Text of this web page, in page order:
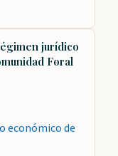
jurídico
Foral
económico de